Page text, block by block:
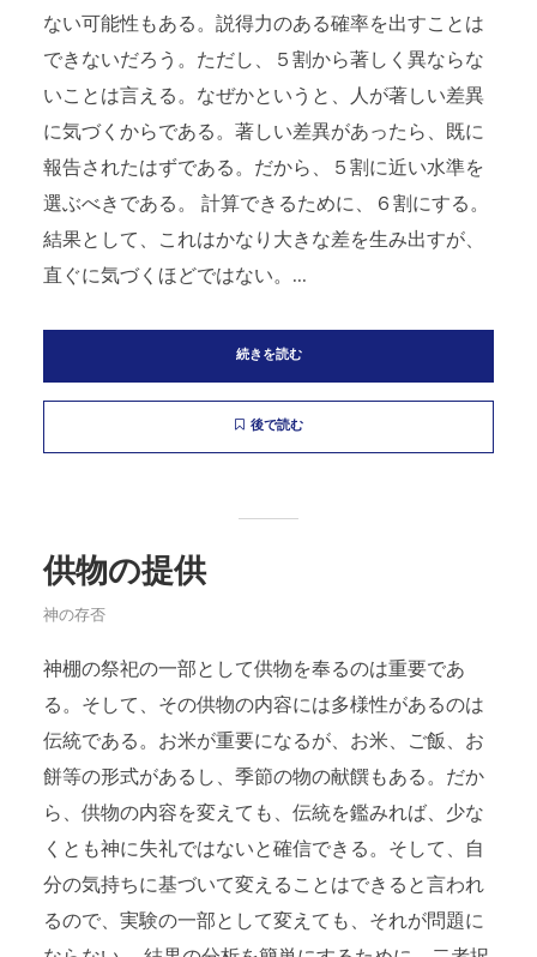
ない可能性もある。説得力のある確率を出すことは
できないだろう。ただし、５割から著しく異ならな
いことは言える。なぜかというと、人が著しい差異
に気づくからである。著しい差異があったら、既に
報告されたはずである。だから、５割に近い水準を
選ぶべきである。 計算できるために、６割にする。
結果として、これはかなり大きな差を生み出すが、
直ぐに気づくほどではない。...
続きを読む
後で読む
供物の提供
神の存否
神棚の祭祀の一部として供物を奉るのは重要であ
る。そして、その供物の内容には多様性があるのは
伝統である。お米が重要になるが、お米、ご飯、お
餅等の形式があるし、季節の物の献饌もある。だか
ら、供物の内容を変えても、伝統を鑑みれば、少な
くとも神に失礼ではないと確信できる。そして、自
分の気持ちに基づいて変えることはできると言われ
るので、実験の一部として変えても、それが問題に